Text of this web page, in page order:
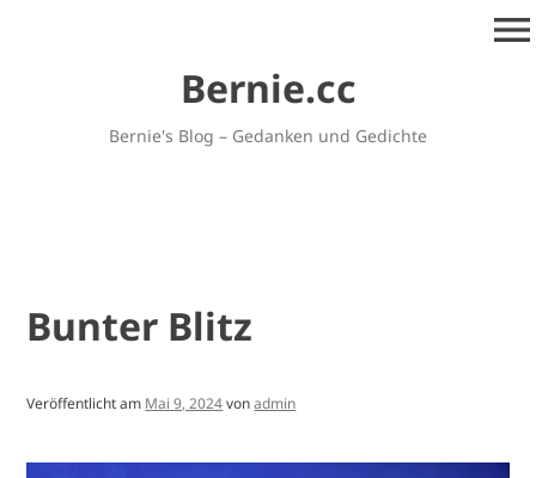
Bernie.cc
Bernie's Blog – Gedanken und Gedichte
menu
Bunter Blitz
Veröffentlicht am Mai 9, 2024vonadmin